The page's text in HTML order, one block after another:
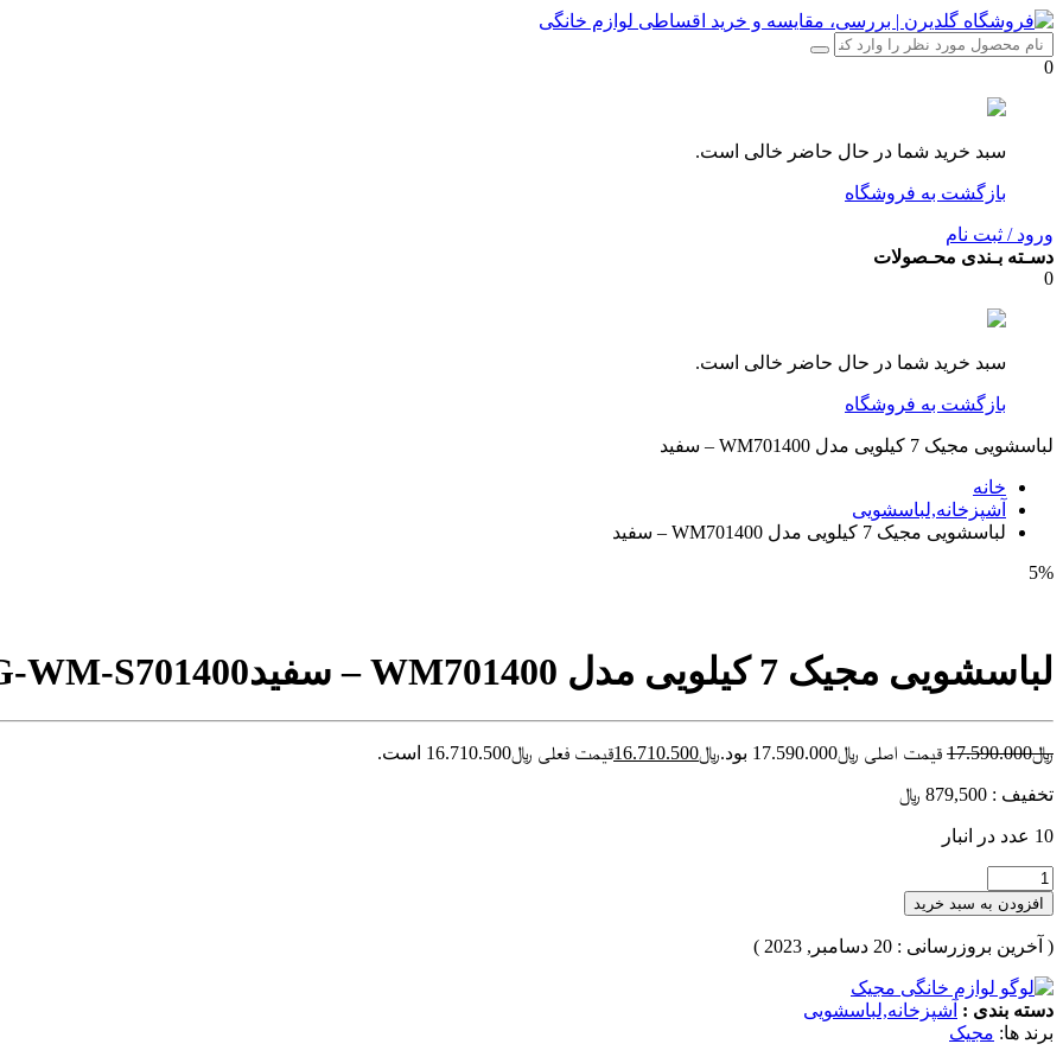
0
سبد خرید شما در حال حاضر خالی است.
بازگشت به فروشگاه
ورود / ثبت نام
دسـته بـندی محـصولات
0
سبد خرید شما در حال حاضر خالی است.
بازگشت به فروشگاه
لباسشویی مجیک 7 کیلویی مدل WM701400 – سفید
خانه
آشپزخانه,لباسشویی
لباسشویی مجیک 7 کیلویی مدل WM701400 – سفید
5%
لباسشویی مجیک 7 کیلویی مدل WM701400 – سفید WM-S701400
﷼17.590.000 قیمت اصلی ﷼17.590.000 بود. ﷼16.710.500قیمت فعلی ﷼16.710.500 است.
تخفیف : 879,500 ﷼
10 عدد در انبار
افزودن به سبد خرید
( آخرین بروزرسانی : 20 دسامبر, 2023 )
دسته بندی : آشپزخانه,لباسشویی
برند ها: مجیک